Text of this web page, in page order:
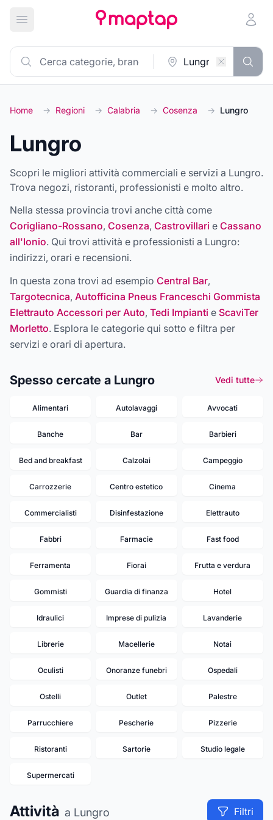
Apri menu principale
Home → Regioni → Calabria → Cosenza → Lungro
Lungro
Scopri le migliori attività commerciali e servizi a Lungro.
Trova negozi, ristoranti, professionisti e molto altro.
Nella stessa provincia trovi anche città come
Corigliano-Rossano, Cosenza, Castrovillari e Cassano
all'Ionio. Qui trovi attività e professionisti a Lungro:
indirizzi, orari e recensioni.
In questa zona trovi ad esempio Central Bar,
Targotecnica, Autofficina Pneus Franceschi Gommista
Elettrauto Accessori per Auto, Tedi Impianti e ScaviTer
Morletto. Esplora le categorie qui sotto e filtra per
servizi e orari di apertura.
Spesso cercate a Lungro Vedi tutte
Alimentari Autolavaggi Avvocati
Banche Bar Barbieri
Bed and breakfast Calzolai Campeggio
Carrozzerie Centro estetico Cinema
Commercialisti Disinfestazione Elettrauto
Fabbri Farmacie Fast food
Ferramenta Fiorai Frutta e verdura
Gommisti Guardia di finanza Hotel
Idraulici Imprese di pulizia Lavanderie
Librerie Macellerie Notai
Oculisti Onoranze funebri Ospedali
Ostelli Outlet Palestre
Parrucchiere Pescherie Pizzerie
Ristoranti Sartorie Studio legale
Supermercati
Attività a Lungro Filtri